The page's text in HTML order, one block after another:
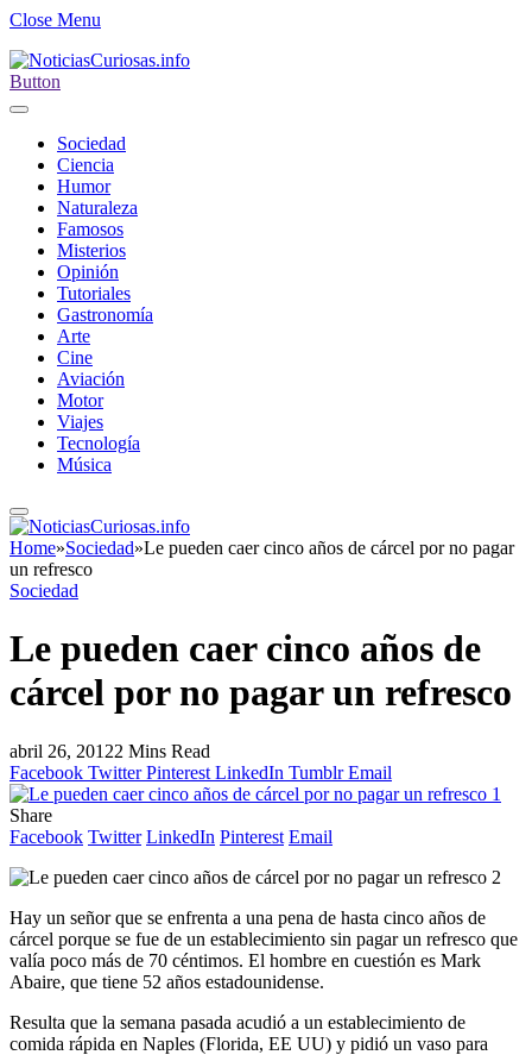
Close Menu
Button
Sociedad
Ciencia
Humor
Naturaleza
Famosos
Misterios
Opinión
Tutoriales
Gastronomía
Arte
Cine
Aviación
Motor
Viajes
Tecnología
Música
Home»Sociedad»Le pueden caer cinco años de cárcel por no pagar
un refresco
Sociedad
Le pueden caer cinco años de
cárcel por no pagar un refresco
abril 26, 20122 Mins Read
Facebook Twitter Pinterest LinkedIn Tumblr Email
Share
Facebook Twitter LinkedIn Pinterest Email
Hay un señor que se enfrenta a una pena de hasta cinco años de
cárcel porque se fue de un establecimiento sin pagar un refresco que
valía poco más de 70 céntimos. El hombre en cuestión es Mark
Abaire, que tiene 52 años estadounidense.
Resulta que la semana pasada acudió a un establecimiento de
comida rápida en Naples (Florida, EE UU) y pidió un vaso para